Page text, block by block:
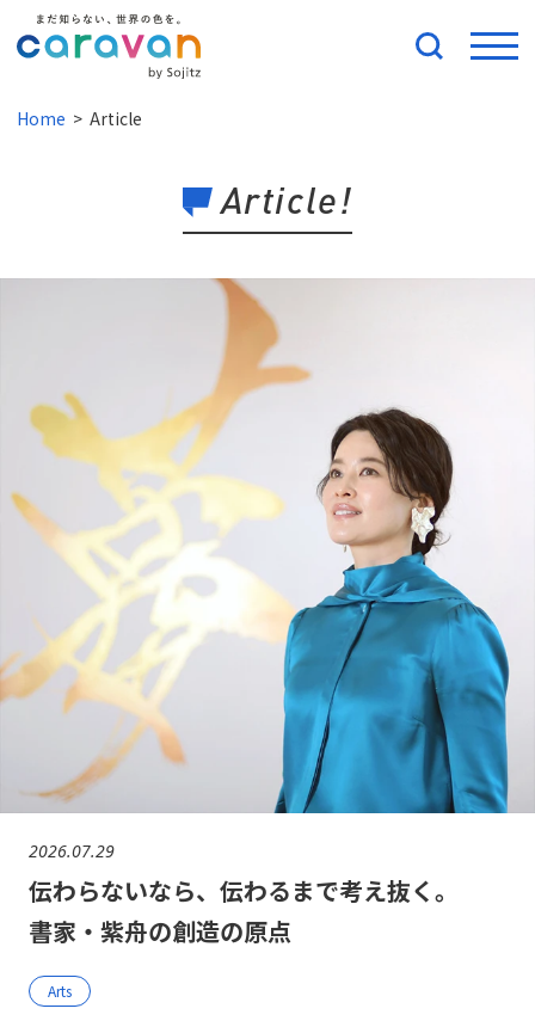
Home Article
Article!
2026.07.29
伝わらないなら、伝わるまで考え抜く。
書家・紫舟の創造の原点
Arts